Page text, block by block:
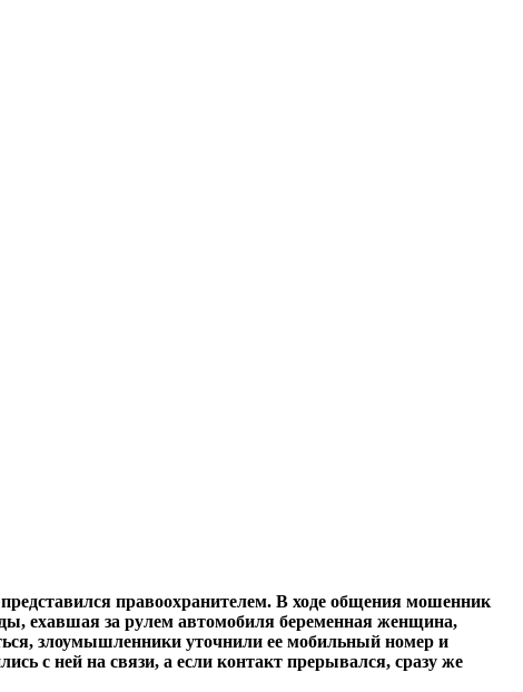
правоохранителем. В ходе общения мошенник
ехавшая за рулем автомобиля беременная женщина,
злоумышленники уточнили ее мобильный номер и
с ней на связи, а если контакт прерывался, сразу же